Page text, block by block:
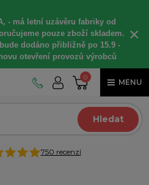
- má letní uzávěru fabriky od
pouze zboží skladem.
dodáno přibližně po 15.9 -
otevření provozů výrobců
×
0
MENU
Hledat
750 recenzí